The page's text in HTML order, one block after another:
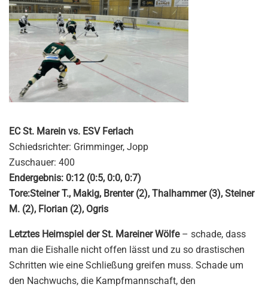
EC St. Marein vs. ESV Ferlach
Schiedsrichter: Grimminger, Jopp
Zuschauer: 400
Endergebnis: 0:12 (0:5, 0:0, 0:7)
Tore:Steiner T., Makig, Brenter (2), Thalhammer (3), Steiner
M. (2), Florian (2), Ogris
Letztes Heimspiel der St. Mareiner Wölfe– schade, dass
man die Eishalle nicht offen lässt und zu so drastischen
Schritten wie eine Schließung greifen muss. Schade um
den Nachwuchs, die Kampfmannschaft, den